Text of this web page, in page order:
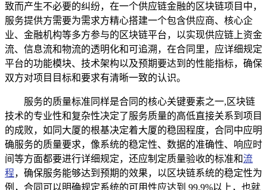
致而产生不必要的纠纷，在一个供应链金融的区块链项目中，
服务提供方需要为需求方精心搭建一个包含供应商、核心企
业、金融机构等多方参与的区块链平台，以实现供应链上资金
流、信息流和物流的透明化和可追溯，在合同里，应详细规定
平台的功能模块、技术架构以及预期要达到的性能指标，确保
双方对项目目标和要求有清晰一致的认识。
服务的质量标准同样是合同的核心关键要素之一,区块链
技术的专业性和复杂性决定了服务质量的高低直接关系到项目
的成败，如同大厦的根基决定着大厦的稳固程度，合同中应明
确服务的质量要求，像系统的稳定性、数据的准确性、响应时
间等方面都要进行详细规定，还应制定质量验收的标准和流
程，确保服务能够达到预期的效果，以区块链系统的稳定性为
例，合同可以明确规定系统的可用性应达到 99.9%以上，也就